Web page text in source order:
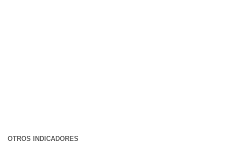
OTROS INDICADORES